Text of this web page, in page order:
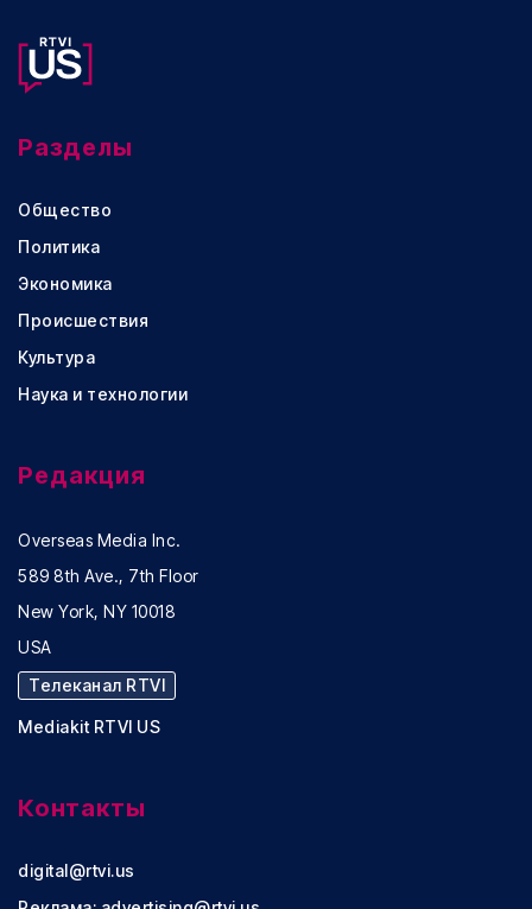
Разделы
Общество
Политика
Экономика
Происшествия
Культура
Наука и технологии
Редакция
Overseas Media Inc.
589 8th Ave., 7th Floor
New York, NY 10018
USA
Телеканал RTVI
Mediakit RTVI US
Контакты
digital@rtvi.us